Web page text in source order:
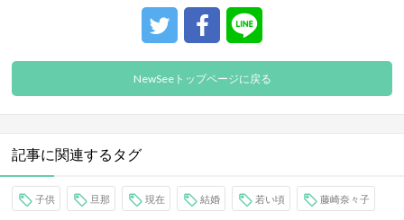
NewSeeトップページに戻る
記事に関連するタグ
子供 旦那 現在 結婚 若い頃 藤崎奈々子